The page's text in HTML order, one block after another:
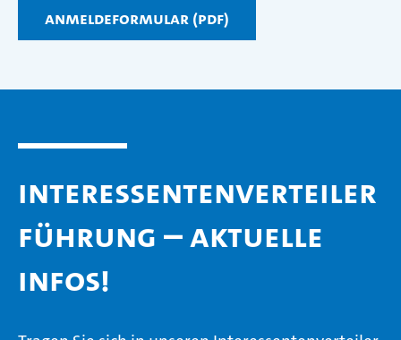
Anmeldeformular (PDF)
Interessentenverteiler
Führung – aktuelle
Infos!